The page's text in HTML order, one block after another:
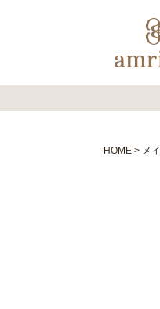
HOME メ